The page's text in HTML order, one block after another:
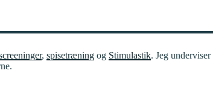
, spisetræning og Stimulastik. Jeg underviser